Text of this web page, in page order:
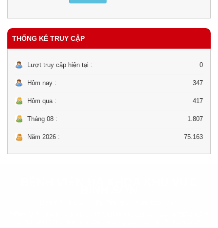
THỐNG KÊ TRUY CẬP
Lượt truy cập hiện tại : 0
Hôm nay : 347
Hôm qua : 417
Tháng 08 : 1.807
Năm 2026 : 75.163